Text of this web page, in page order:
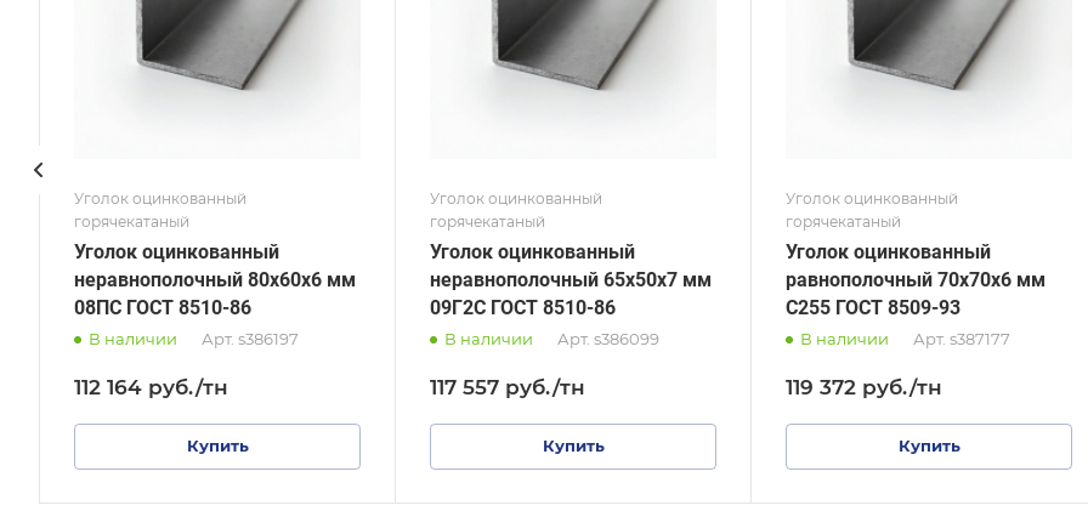
Уголок оцинкованный
горячекатаный
Уголок оцинкованный
неравнополочный 80х60х6 мм
08ПС ГОСТ 8510-86
В наличии Арт. s386197
112 164 руб./тн
Купить
Толщина, мм
Сплав / Марка стали
Оцинкованное
Уголок оцинкованный
горячекатаный
Уголок оцинкованный
неравнополочный 65х50х7 мм
09Г2С ГОСТ 8510-86
В наличии Арт. s386099
117 557 руб./тн
Купить
Толщина, мм
Сплав / Марка стали
Оцинкованное
Уголок оцинкованный
горячекатаный
Уголок оцинкованный
равнополочный 70х70х6 мм
С255 ГОСТ 8509-93
В наличии Арт. s387177
119 372 руб./тн
Купить
Толщина, мм
Сплав / Марка стали
Оцинкованное